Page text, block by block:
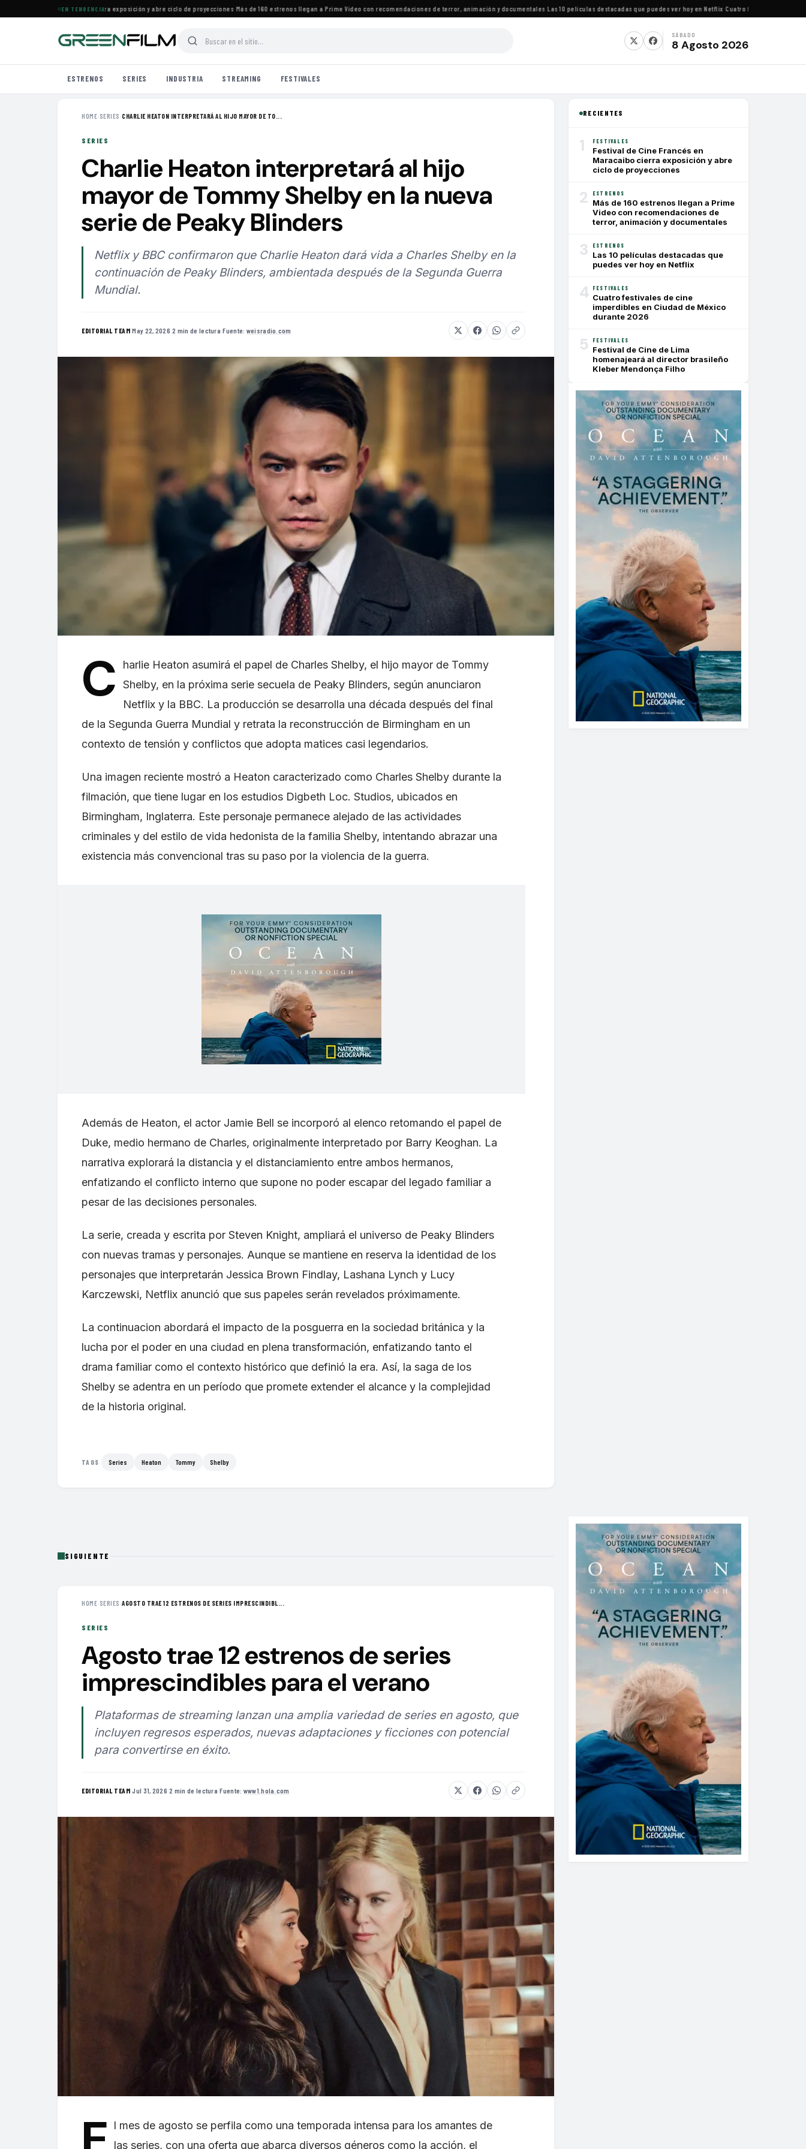
EN TENDENCIA
Francés en Maracaibo cierra exposición y abre ciclo de proyecciones·Más de 160 estrenos llegan a Prime Video con recomendaciones de terror, animación y documentales·Las 10 películas destacadas que puedes ver hoy en Netflix·Cuatro festivales de cine
SÁBADO
8 Agosto 2026
ESTRENOS SERIES INDUSTRIA STREAMING FESTIVALES
HOME› SERIES ›CHARLIE HEATON INTERPRETARÁ AL HIJO MAYOR DE TO...
SERIES
Charlie Heaton interpretará al hijo
mayor de Tommy Shelby en la nueva
serie de Peaky Blinders
Netflix y BBC confirmaron que Charlie Heaton dará vida a Charles Shelby en la
continuación de Peaky Blinders, ambientada después de la Segunda Guerra
Mundial.
EDITORIAL TEAM·May 22, 2026·2 min de lectura·Fuente: weisradio.com
C
harlie Heaton asumirá el papel de Charles Shelby, el hijo mayor de Tommy
Shelby, en la próxima serie secuela de Peaky Blinders, según anunciaron
Netflix y la BBC. La producción se desarrolla una década después del final
de la Segunda Guerra Mundial y retrata la reconstrucción de Birmingham en un
contexto de tensión y conflictos que adopta matices casi legendarios.
Una imagen reciente mostró a Heaton caracterizado como Charles Shelby durante la
filmación, que tiene lugar en los estudios Digbeth Loc. Studios, ubicados en
Birmingham, Inglaterra. Este personaje permanece alejado de las actividades
criminales y del estilo de vida hedonista de la familia Shelby, intentando abrazar una
existencia más convencional tras su paso por la violencia de la guerra.
Además de Heaton, el actor Jamie Bell se incorporó al elenco retomando el papel de
Duke, medio hermano de Charles, originalmente interpretado por Barry Keoghan. La
narrativa explorará la distancia y el distanciamiento entre ambos hermanos,
enfatizando el conflicto interno que supone no poder escapar del legado familiar a
pesar de las decisiones personales.
La serie, creada y escrita por Steven Knight, ampliará el universo de Peaky Blinders
con nuevas tramas y personajes. Aunque se mantiene en reserva la identidad de los
personajes que interpretarán Jessica Brown Findlay, Lashana Lynch y Lucy
Karczewski, Netflix anunció que sus papeles serán revelados próximamente.
La continuacion abordará el impacto de la posguerra en la sociedad británica y la
lucha por el poder en una ciudad en plena transformación, enfatizando tanto el
drama familiar como el contexto histórico que definió la era. Así, la saga de los
Shelby se adentra en un período que promete extender el alcance y la complejidad
de la historia original.
TAGS Series Heaton Tommy Shelby
RECIENTES
1 FESTIVALES
Festival de Cine Francés en
Maracaibo cierra exposición y abre
ciclo de proyecciones
2 ESTRENOS
Más de 160 estrenos llegan a Prime
Video con recomendaciones de
terror, animación y documentales
3 ESTRENOS
Las 10 películas destacadas que
puedes ver hoy en Netflix
4 FESTIVALES
Cuatro festivales de cine
imperdibles en Ciudad de México
durante 2026
5 FESTIVALES
Festival de Cine de Lima
homenajeará al director brasileño
Kleber Mendonça Filho
SIGUIENTE
HOME› SERIES ›AGOSTO TRAE 12 ESTRENOS DE SERIES IMPRESCINDIBL...
SERIES
Agosto trae 12 estrenos de series
imprescindibles para el verano
Plataformas de streaming lanzan una amplia variedad de series en agosto, que
incluyen regresos esperados, nuevas adaptaciones y ficciones con potencial
para convertirse en éxito.
EDITORIAL TEAM·Jul 31, 2026·2 min de lectura·Fuente: www1.hola.com
l mes de agosto se perfila como una temporada intensa para los amantes de
las series, con una oferta que abarca diversos géneros como la acción, el